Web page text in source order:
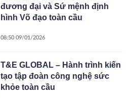
đương đại và Sứ mệnh định
hình Võ đạo toàn cầu
08:50 09/01/2026
T&E GLOBAL – Hành trình kiến
tạo tập đoàn công nghệ sức
khỏe toàn cầu